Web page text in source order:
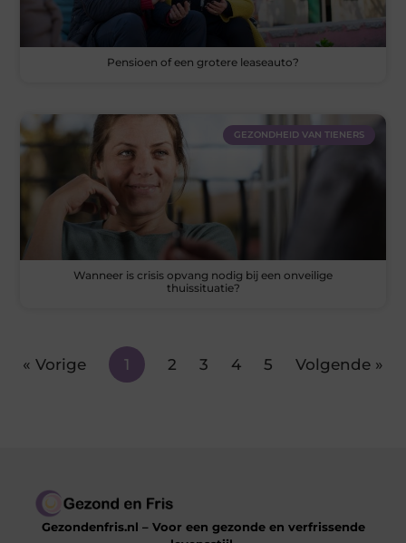
Pensioen of een grotere leaseauto?
GEZONDHEID VAN TIENERS
Wanneer is crisis opvang nodig bij een onveilige
thuissituatie?
« Vorige 1 2 3 4 5 Volgende »
Gezondenfris.nl – Voor een gezonde en verfrissende